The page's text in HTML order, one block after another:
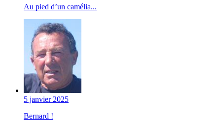
Au pied d’un camélia...
5 janvier 2025
Bernard !